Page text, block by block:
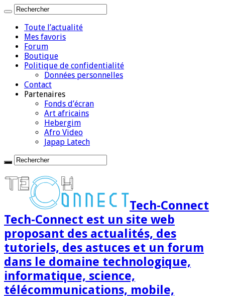
Toute l’actualité
Mes favoris
Forum
Boutique
Politique de confidentialité
Données personnelles
Contact
Partenaires
Fonds d’écran
Art africains
Hebergim
Afro Video
Japap Latech
Tech-Connect
Tech-Connect est un site web
proposant des actualités, des
tutoriels, des astuces et un forum
dans le domaine technologique,
informatique, science,
télécommunications, mobile,